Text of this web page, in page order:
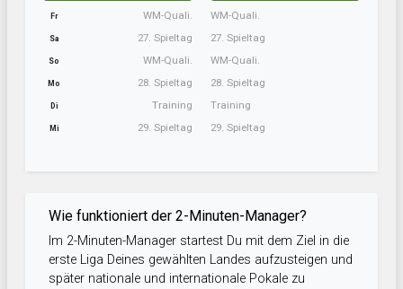
Fr WM-Quali.
Sa 27. Spieltag
So WM-Quali.
Mo 28. Spieltag
Di Training
Mi 29. Spieltag
WM-Quali.
27. Spieltag
WM-Quali.
28. Spieltag
Training
29. Spieltag
Wie funktioniert der 2-Minuten-Manager?
Im 2-Minuten-Manager startest Du mit dem Ziel in die
erste Liga Deines gewählten Landes aufzusteigen und
später nationale und internationale Pokale zu